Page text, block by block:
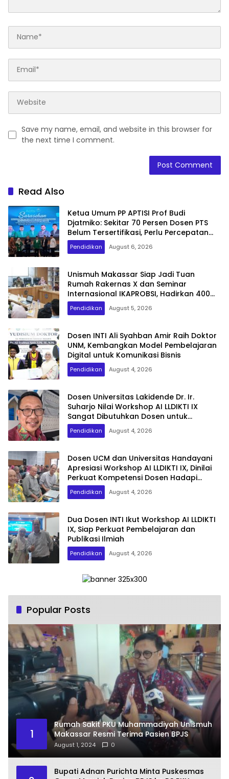
Save my name, email, and website in this browser for
the next time I comment.
Read Also
Ketua Umum PP APTISI Prof Budi
Djatmiko: Sekitar 70 Persen Dosen PTS
Belum Tersertifikasi, Perlu Percepatan
Serdos
Pendidikan August 6, 2026
Unismuh Makassar Siap Jadi Tuan
Rumah Rakernas X dan Seminar
Internasional IKAPROBSI, Hadirkan 400
Peserta dari Dalam dan Luar Negeri
Pendidikan August 5, 2026
Dosen INTI Ali Syahban Amir Raih Doktor
UNM, Kembangkan Model Pembelajaran
Digital untuk Komunikasi Bisnis
Pendidikan August 4, 2026
Dosen Universitas Lakidende Dr. Ir.
Suharjo Nilai Workshop AI LLDIKTI IX
Sangat Dibutuhkan Dosen untuk
Publikasi Internasional
Pendidikan August 4, 2026
Dosen UCM dan Universitas Handayani
Apresiasi Workshop AI LLDIKTI IX, Dinilai
Perkuat Kompetensi Dosen Hadapi
Transformasi Digital
Pendidikan August 4, 2026
Dua Dosen INTI Ikut Workshop AI LLDIKTI
IX, Siap Perkuat Pembelajaran dan
Publikasi Ilmiah
Pendidikan August 4, 2026
Popular Posts
1
Rumah Sakit PKU Muhammadiyah Unismuh
Makassar Resmi Terima Pasien BPJS
August 1, 2024 0
Bupati Adnan Purichta Minta Puskesmas